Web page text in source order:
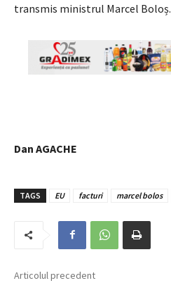
transmis ministrul Marcel Boloș.
Dan AGACHE
TAGS EU facturi marcel bolos
Articolul precedent